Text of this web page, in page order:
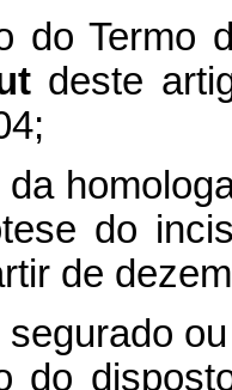
do Termo
deste
do
de
segurado
do